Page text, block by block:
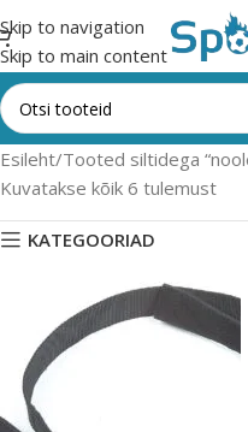
Skip to navigation
Skip to main content
Esileht Tooted siltidega
Kuvatakse kõik 6 tulemust
KATEGOORIAD